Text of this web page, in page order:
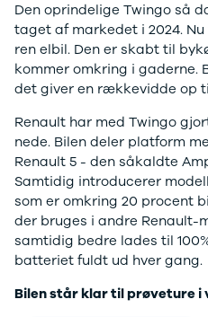
Modeller
Anmeldelser
Privatleasing
Tilbud
Megane
Modeller
Anmeldelser
Privatleasing
Tilbud
Scenic
Electric
Modeller
Anmeldelser
Privatleasing
under
100.000 kr.
100.000 -
200.000 kr.
200.000 -
300.000 -
400.000 kr.
400.000 -
500.000 kr.
Over
500.000 kr.
Billig elbil
under
250.000 kr.
Den oprindelige Twingo så
taget af markedet i 2024.
ren elbil. Den er skabt til
kommer omkring i gaderne.
det giver en rækkevidde op
Renault har med Twingo
nede. Bilen deler platform
Renault 5 - den såkaldte
Samtidig introducerer
som er omkring 20 procent
der bruges i andre Renault-
samtidig bedre lades til
batteriet fuldt ud hver gang.
Bilen står klar til prøveture i